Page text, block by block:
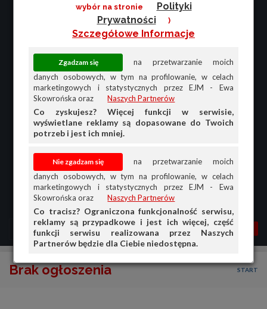
wybór na stronie
Polityki
Prywatności
)
Szczegółowe Informacje
na przetwarzanie moich
danych osobowych, w tym na profilowanie, w celach
marketingowych i statystycznych przez EJM - Ewa
Skowrońska oraz
Naszych Partnerów
Co zyskujesz? Więcej funkcji w serwisie,
wyświetlane reklamy są dopasowane do Twoich
potrzeb i jest ich mniej.
na przetwarzanie moich
danych osobowych, w tym na profilowanie, w celach
marketingowych i statystycznych przez EJM - Ewa
Skowrońska oraz
Naszych Partnerów
Co tracisz? Ograniczona funkcjonalność serwisu,
reklamy są przypadkowe i jest ich więcej, część
funkcji serwisu realizowana przez Naszych
Partnerów będzie dla Ciebie niedostępna.
MENU MOJA AG
Brak ogłoszenia START